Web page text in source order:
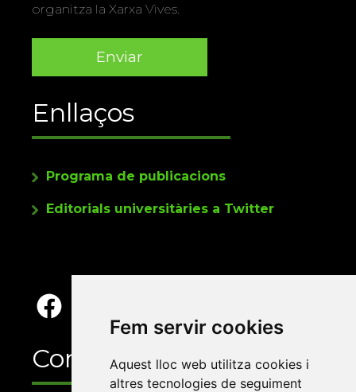
Fem servir cookies
Aquest lloc web utilitza cookies i
altres tecnologies de seguiment
organitza la Xarxa Vives.
Enllaços
Programa de publicacions
Editorials universitàries a Twitter
Contacte